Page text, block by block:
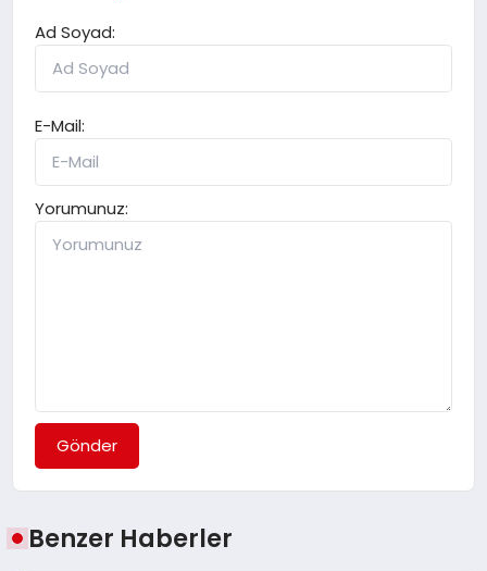
Ad Soyad:
E-Mail:
Yorumunuz:
Gönder
Benzer Haberler